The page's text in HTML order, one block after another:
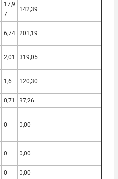
17,9
7
142,39
6,74 201,19
2,01 319,05
1,6 120,30
0,71 97,26
0 0,00
0 0,00
0 0,00